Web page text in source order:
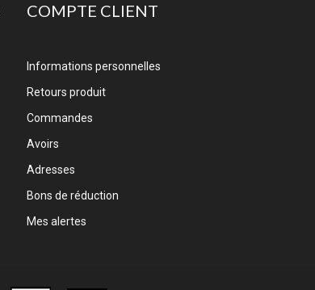
COMPTE CLIENT
Informations personnelles
Retours produit
Commandes
Avoirs
Adresses
Bons de réduction
Mes alertes